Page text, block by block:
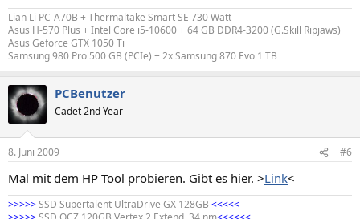
Lian Li PC-A70B + Thermaltake Smart SE 730 Watt
Asus H-570 Plus + Intel Core i5-10600 + 64 GB DDR4-3200 (G.Skill Ripjaws)
Asus Geforce GTX 1050 Ti
Samsung 980 Pro 500 GB (PCIe) + 2x Samsung 870 Evo 1 TB
PCBenutzer
Cadet 2nd Year
8. Juni 2009 #6
Mal mit dem HP Tool probieren. Gibt es hier. >Link<
>>>>>SSD Supertalent UltraDrive GX 128GB <<<<<